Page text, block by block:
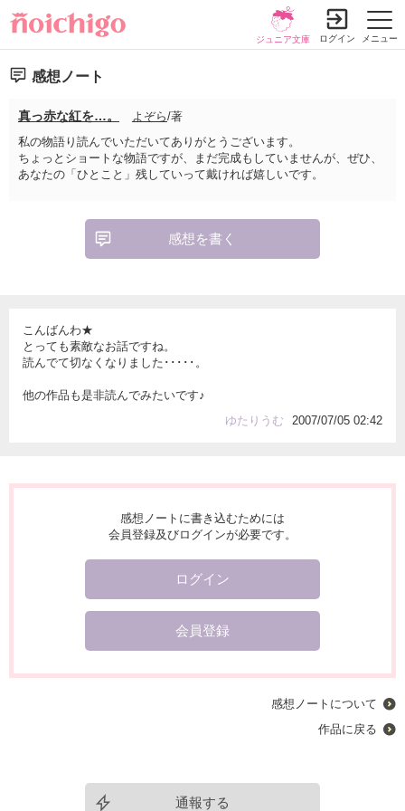
メニュー
ジュニア文庫 ログイン
感想ノート
真っ赤な紅を…。 よぞら/著
私の物語り読んでいただいてありがとうございます。
ちょっとショートな物語ですが、まだ完成もしていませんが、ぜひ、
あなたの「ひとこと」残していって戴ければ嬉しいです。
感想を書く
こんばんわ★
とっても素敵なお話ですね。
読んでて切なくなりました･････。
他の作品も是非読んでみたいです♪
ゆたりうむ
2007/07/05 02:42
感想ノートに書き込むためには
会員登録及びログインが必要です。
ログイン
会員登録
感想ノートについて
作品に戻る
通報する